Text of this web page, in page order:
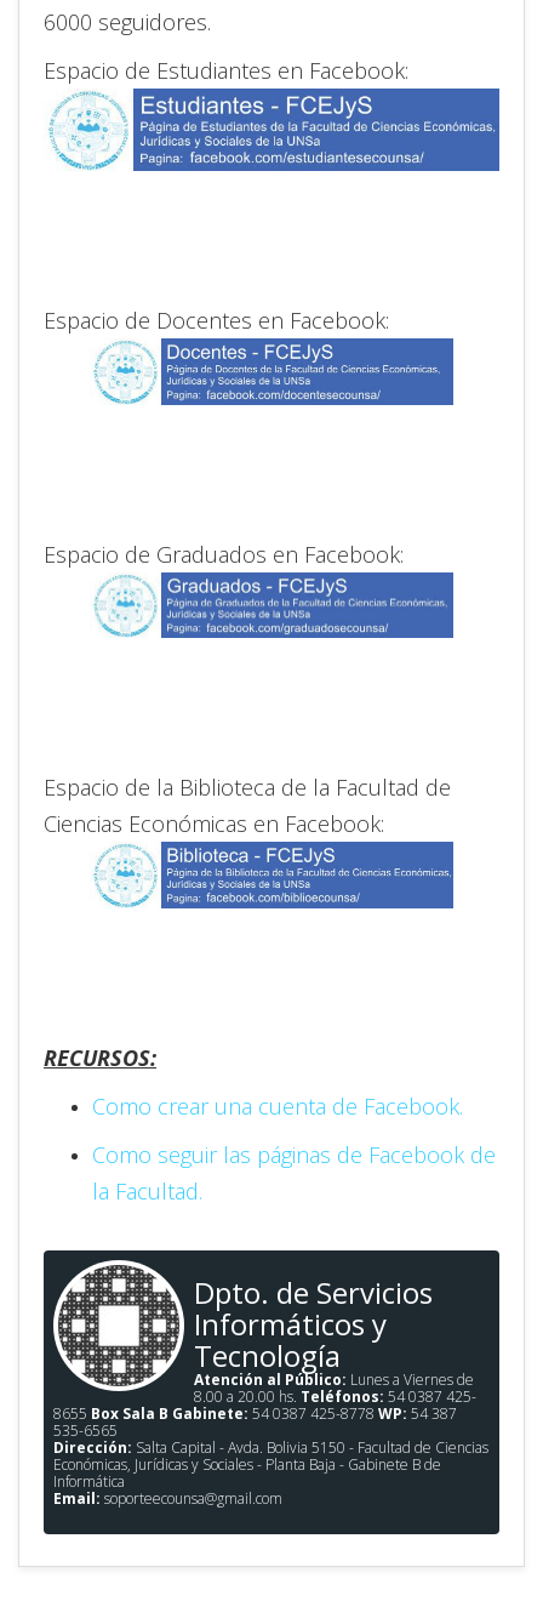
6000 seguidores.
Espacio de Estudiantes en Facebook:
Espacio de Docentes en Facebook:
Espacio de Graduados en Facebook:
Espacio de la Biblioteca de la Facultad de
Ciencias Económicas en Facebook:
RECURSOS:
Como crear una cuenta de Facebook.
Como seguir las páginas de Facebook de
la Facultad.
Dpto. de Servicios
Informáticos y
Tecnología
Atención al Público: Lunes a Viernes de
8.00 a 20.00 hs. Teléfonos: 54 0387 425-
8655 Box Sala B Gabinete: 54 0387 425-8778 WP: 54 387
535-6565
Dirección: Salta Capital - Avda. Bolivia 5150 - Facultad de Ciencias
Económicas, Jurídicas y Sociales - Planta Baja - Gabinete B de
Informática
Email: soporteecounsa@gmail.com